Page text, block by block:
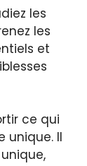
les
les
et
ce qui
unique. Il